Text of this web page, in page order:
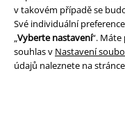
v takovém případě se
Své individuální
„Vyberte nastavení“.
souhlas v Nastavení
údajů naleznete na stránce
Likvidace odpadu a
Prohlášení o shodě